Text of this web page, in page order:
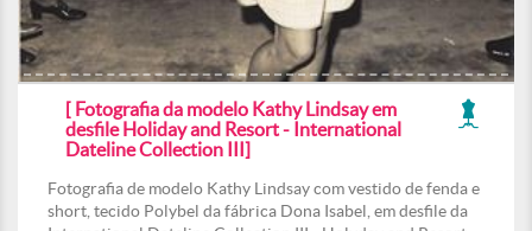
[ Fotografia da modelo Kathy Lindsay em
desfile Holiday and Resort - International
Dateline Collection III]
Fotografia de modelo Kathy Lindsay com vestido de fenda e
short, tecido Polybel da fábrica Dona Isabel, em desfile da